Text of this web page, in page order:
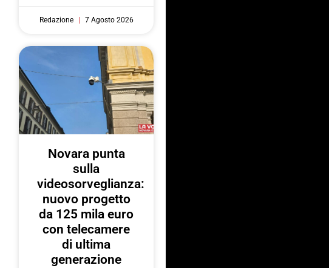
Redazione 7 Agosto 2026
Novara punta
sulla
videosorveglianza:
nuovo progetto
da 125 mila euro
con telecamere
di ultima
generazione